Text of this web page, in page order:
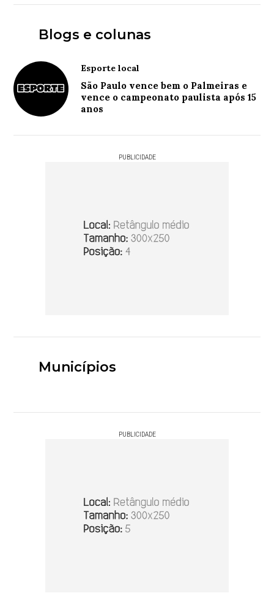
Blogs e colunas
Esporte local
São Paulo vence bem o Palmeiras e
vence o campeonato paulista após 15
anos
PUBLICIDADE
Municípios
PUBLICIDADE